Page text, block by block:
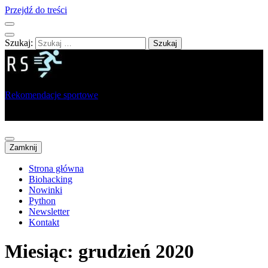
Przejdź do treści
Szukaj:
Rekomendacje sportowe
Zamknij
Strona główna
Biohacking
Nowinki
Python
Newsletter
Kontakt
Miesiąc: grudzień 2020